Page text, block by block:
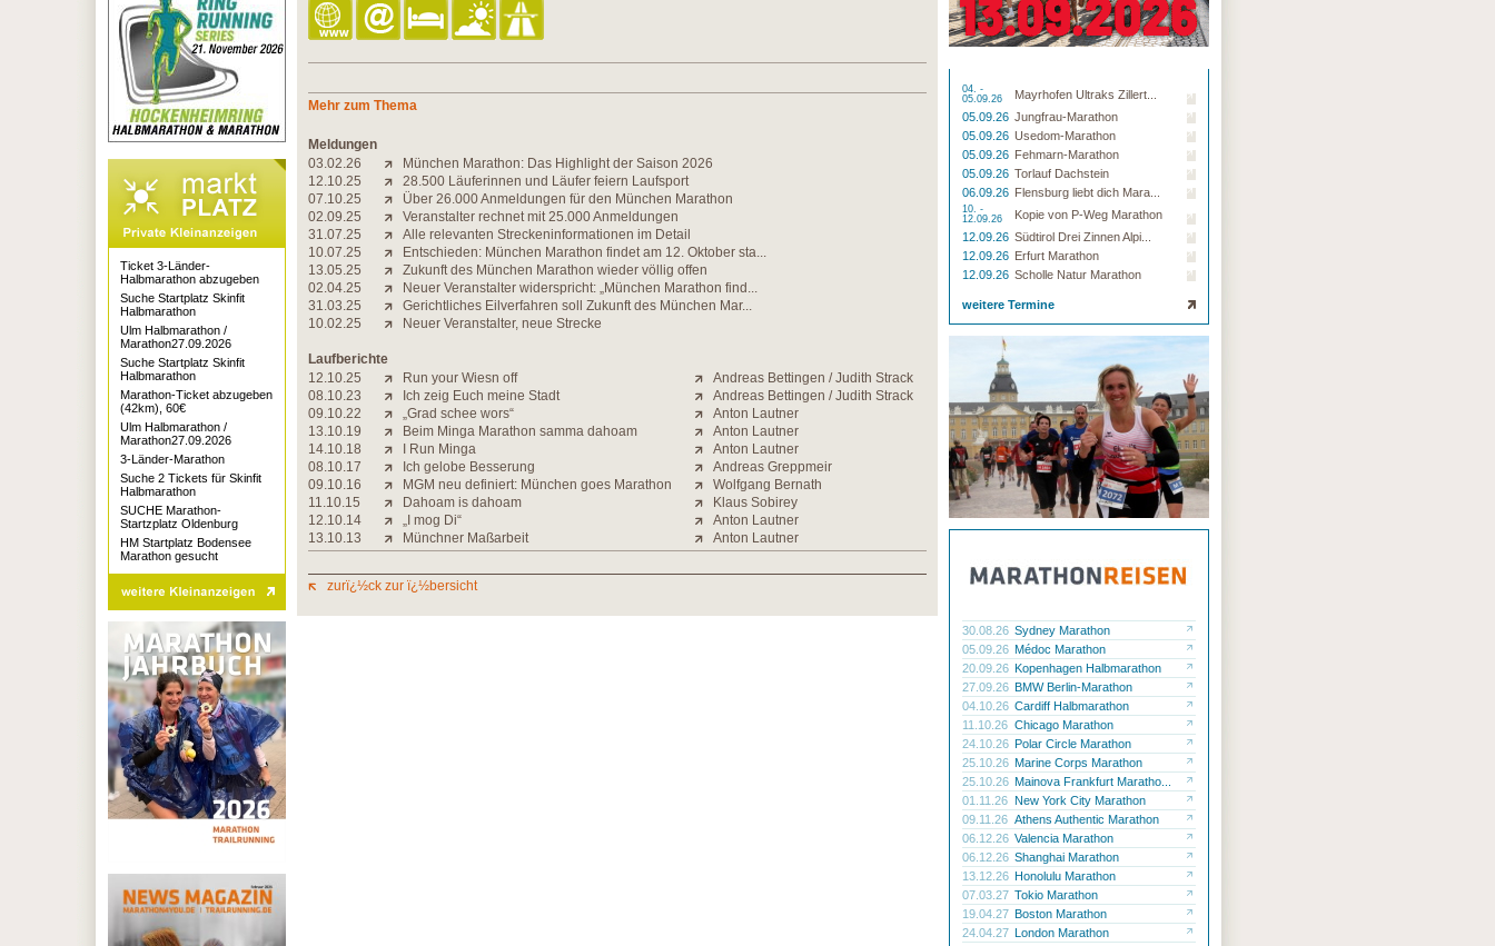
Mehr zum Thema
Meldungen
03.02.26
München Marathon: Das Highlight der Saison 2026
12.10.25
28.500 Läuferinnen und Läufer feiern Laufsport
07.10.25
Über 26.000 Anmeldungen für den München Marathon
02.09.25
Veranstalter rechnet mit 25.000 Anmeldungen
31.07.25
Alle relevanten Streckeninformationen im Detail
10.07.25
Entschieden: München Marathon findet am 12. Oktober sta...
13.05.25
Zukunft des München Marathon wieder völlig offen
02.04.25
Neuer Veranstalter widerspricht: „München Marathon find...
31.03.25
Gerichtliches Eilverfahren soll Zukunft des München Mar...
10.02.25
Neuer Veranstalter, neue Strecke
Laufberichte
12.10.25
Run your Wiesn off
Andreas Bettingen / Judith Strack
08.10.23
Ich zeig Euch meine Stadt
Andreas Bettingen / Judith Strack
09.10.22
„Grad schee wors“
Anton Lautner
13.10.19
Beim Minga Marathon samma dahoam
Anton Lautner
14.10.18
I Run Minga
Anton Lautner
08.10.17
Ich gelobe Besserung
Andreas Greppmeir
09.10.16
MGM neu definiert: München goes Marathon
Wolfgang Bernath
11.10.15
Dahoam is dahoam
Klaus Sobirey
12.10.14
„I mog Di“
Anton Lautner
13.10.13
Münchner Maßarbeit Anton Lautner
zurï¿½ck zur ï¿½bersicht
04. -
05.09.26
Mayrhofen Ultraks Zillert...
05.09.26 Jungfrau-Marathon
05.09.26 Usedom-Marathon
05.09.26 Fehmarn-Marathon
05.09.26 Torlauf Dachstein
06.09.26 Flensburg liebt dich Mara...
10. -
12.09.26
Kopie von P-Weg Marathon
12.09.26 Südtirol Drei Zinnen Alpi...
12.09.26 Erfurt Marathon
12.09.26 Scholle Natur Marathon
weitere Termine
30.08.26 Sydney Marathon
05.09.26 Médoc Marathon
20.09.26 Kopenhagen Halbmarathon
27.09.26 BMW Berlin-Marathon
04.10.26 Cardiff Halbmarathon
11.10.26 Chicago Marathon
24.10.26 Polar Circle Marathon
25.10.26 Marine Corps Marathon
25.10.26 Mainova Frankfurt Maratho...
01.11.26 New York City Marathon
09.11.26 Athens Authentic Marathon
06.12.26 Valencia Marathon
06.12.26 Shanghai Marathon
13.12.26 Honolulu Marathon
07.03.27 Tokio Marathon
19.04.27 Boston Marathon
24.04.27 London Marathon
Ticket 3-Länder-
Halbmarathon abzugeben
Suche Startplatz Skinfit
Halbmarathon
Ulm Halbmarathon /
Marathon27.09.2026
Suche Startplatz Skinfit
Halbmarathon
Marathon-Ticket abzugeben
(42km), 60€
Ulm Halbmarathon /
Marathon27.09.2026
3-Länder-Marathon
Suche 2 Tickets für Skinfit
Halbmarathon
SUCHE Marathon-
Startzplatz Oldenburg
HM Startplatz Bodensee
Marathon gesucht